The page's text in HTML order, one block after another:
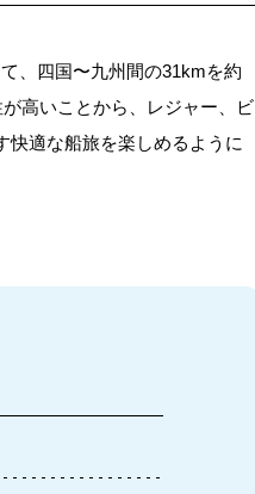
、四国〜九州間の31kmを約
高いことから、レジャー、ビ
快適な船旅を楽しめるように